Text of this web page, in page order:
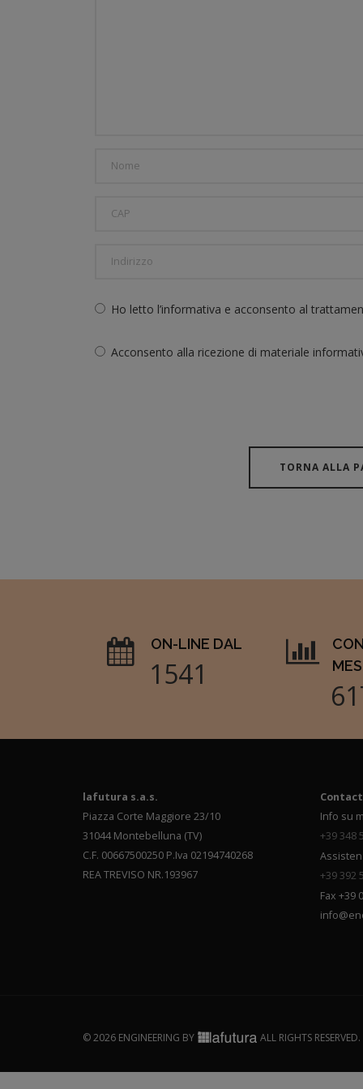
Ho letto l’informativa e acconsento al
Acconsento alla ricezione di materiale
TORNA ALLA
ON-LINE DAL
1769
lafutura s.a.s.
Piazza Corte Maggiore 23/10
31044 Montebelluna (TV)
C.F. 00667500250 P.Iva 02194740268
REA TREVISO NR.193967
Info su
+39 348
+39 392
Fax +39
© 2026 ENGINEERING BY ALL RIGHTS